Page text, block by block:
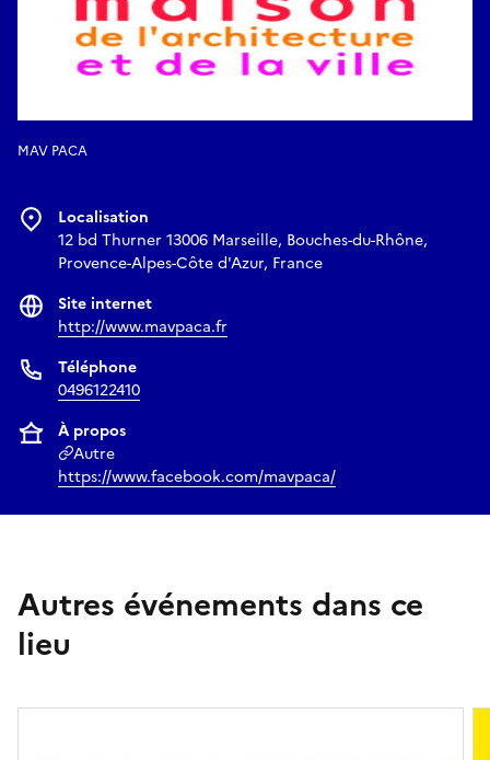
MAV PACA
Localisation
12 bd Thurner 13006 Marseille, Bouches-du-Rhône,
Provence-Alpes-Côte d'Azur, France
Site internet
http://www.mavpaca.fr
Téléphone
0496122410
À propos
Autre
https://www.facebook.com/mavpaca/
Autres événements dans ce
lieu